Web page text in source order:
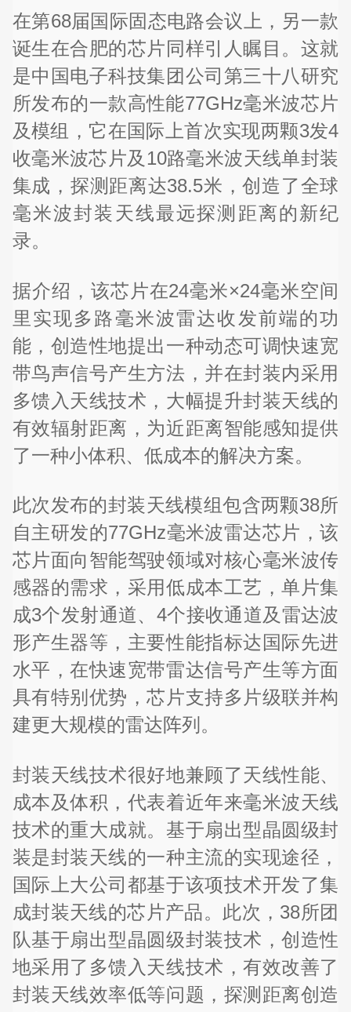
在第68届国际固态电路会议上，另一款
诞生在合肥的芯片同样引人瞩目。这就
是中国电子科技集团公司第三十八研究
所发布的一款高性能77GHz毫米波芯片
及模组，它在国际上首次实现两颗3发4
收毫米波芯片及10路毫米波天线单封装
集成，探测距离达38.5米，创造了全球
毫米波封装天线最远探测距离的新纪
录。
据介绍，该芯片在24毫米×24毫米空间
里实现多路毫米波雷达收发前端的功
能，创造性地提出一种动态可调快速宽
带鸟声信号产生方法，并在封装内采用
多馈入天线技术，大幅提升封装天线的
有效辐射距离，为近距离智能感知提供
了一种小体积、低成本的解决方案。
此次发布的封装天线模组包含两颗38所
自主研发的77GHz毫米波雷达芯片，该
芯片面向智能驾驶领域对核心毫米波传
感器的需求，采用低成本工艺，单片集
成3个发射通道、4个接收通道及雷达波
形产生器等，主要性能指标达国际先进
水平，在快速宽带雷达信号产生等方面
具有特别优势，芯片支持多片级联并构
建更大规模的雷达阵列。
封装天线技术很好地兼顾了天线性能、
成本及体积，代表着近年来毫米波天线
技术的重大成就。基于扇出型晶圆级封
装是封装天线的一种主流的实现途径，
国际上大公司都基于该项技术开发了集
成封装天线的芯片产品。此次，38所团
队基于扇出型晶圆级封装技术，创造性
地采用了多馈入天线技术，有效改善了
封装天线效率低等问题，探测距离创造